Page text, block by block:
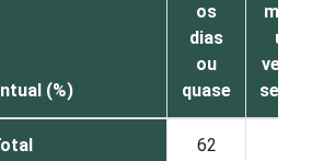
(%)
os
dias
ou
quase
uma
vez
62